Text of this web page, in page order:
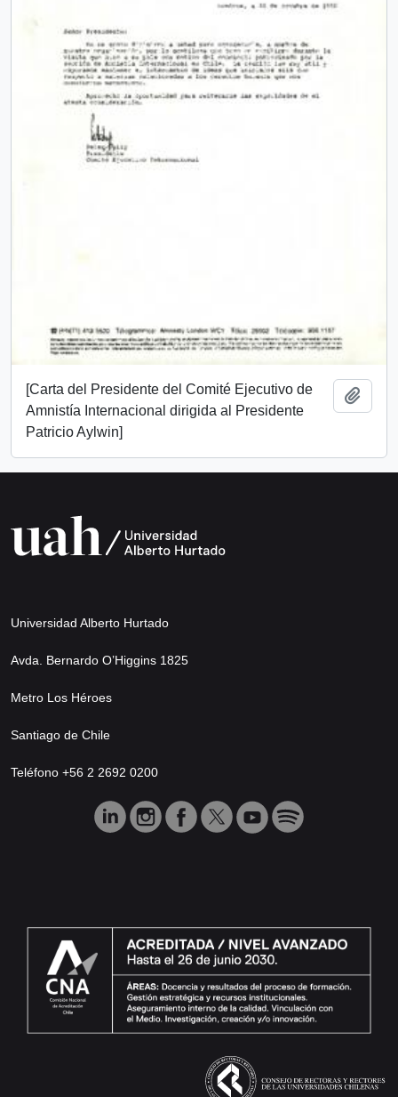
[Carta del Presidente del Comité Ejecutivo de
Amnistía Internacional dirigida al Presidente
Patricio Aylwin]
Universidad Alberto Hurtado
Avda. Bernardo O’Higgins 1825
Metro Los Héroes
Santiago de Chile
Teléfono +56 2 2692 0200